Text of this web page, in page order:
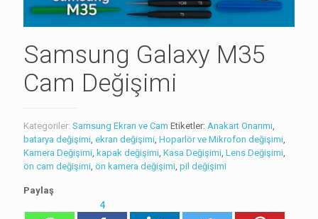
Samsung Galaxy M35
Cam Değişimi
Kategoriler: Samsung Ekran ve Cam Etiketler: Anakart Onarımı,
batarya değişimi, ekran değişimi, Hoparlör ve Mikrofon değişimi,
Kamera Değişimi, kapak değişimi, Kasa Değişimi, Lens Değişimi,
ön cam değişimi, ön kamera değişimi, pil değişimi
Paylaş
4